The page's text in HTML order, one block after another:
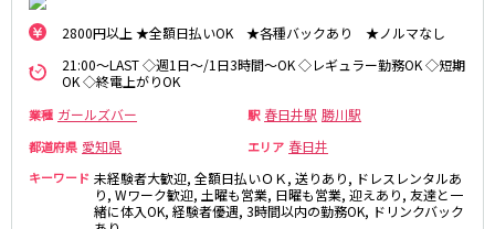
2800円以上 ★全額日払いOK ★各種バックあり ★ノルマなし
21:00～LAST ◇週1日～/1日3時間～OK ◇レギュラー勤務OK ◇短期
OK ◇終電上がりOK
業種 ガールズバー 駅 春日井駅 勝川駅
都道府県 愛知県 エリア 春日井
キーワード 未経験者大歓迎, 全額日払いＯＫ, 送りあり, ドレスレンタルあ
り, Wワーク歓迎, 土曜も営業, 日曜も営業, 迎えあり, 友達と一
緒に体入OK, 経験者優遇, 3時間以内の勤務OK, ドリンクバック
新浜松駅 第一通り駅
JR御殿場線
大岡駅
伊豆箱根鉄道駿豆線
三島駅